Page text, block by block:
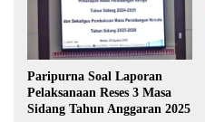
Paripurna Soal Laporan
Pelaksanaan Reses 3 Masa
Sidang Tahun Anggaran 2025